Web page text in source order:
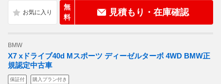
無
料
見積もり・在庫確認
BMW
X7 xドライブ40d Mスポーツ ディーゼルターボ 4WD BMW正
規認定中古車
保証付 購入プラン付き